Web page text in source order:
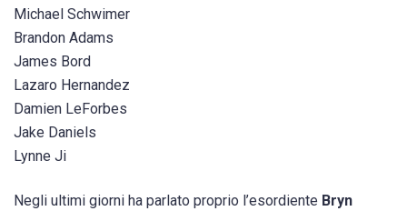
Michael Schwimer
Brandon Adams
James Bord
Lazaro Hernandez
Damien LeForbes
Jake Daniels
Lynne Ji
Negli ultimi giorni ha parlato proprio l’esordiente Bryn